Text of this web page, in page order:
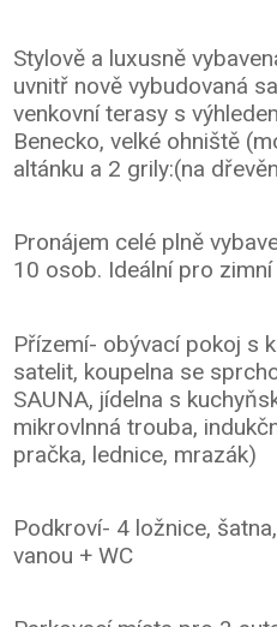
Stylově a luxusně
uvnitř nově vybudovaná
venkovní terasy s
Benecko, velké ohniště
altánku a 2 grily:(na
Pronájem celé plně
10 osob. Ideální pro
Přízemí- obývací pokoj s
satelit, koupelna se
SAUNA, jídelna s
mikrovlnná trouba,
pračka, lednice, mrazák)
Podkroví- 4 ložnice,
vanou + WC